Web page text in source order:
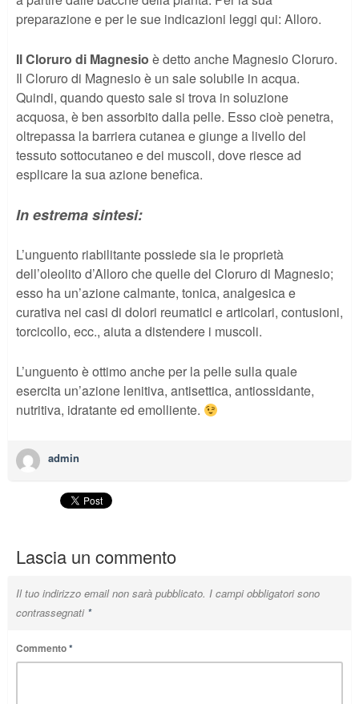
preparazione e per le sue indicazioni leggi qui: Alloro.
Il Cloruro di Magnesio è detto anche Magnesio Cloruro.
Il Cloruro di Magnesio è un sale solubile in acqua.
Quindi, quando questo sale si trova in soluzione
acquosa, è ben assorbito dalla pelle. Esso cioè penetra,
oltrepassa la barriera cutanea e giunge a livello del
tessuto sottocutaneo e dei muscoli, dove riesce ad
esplicare la sua azione benefica.
In estrema sintesi:
L’unguento riabilitante possiede sia le proprietà
dell’oleolito d’Alloro che quelle del Cloruro di Magnesio;
esso ha un’azione calmante, tonica, analgesica e
curativa nei casi di dolori reumatici e articolari, contusioni,
torcicollo, ecc., aiuta a distendere i muscoli.
L’unguento è ottimo anche per la pelle sulla quale
esercita un’azione lenitiva, antisettica, antiossidante,
nutritiva, idratante ed emolliente.
admin
Lascia un commento
Il tuo indirizzo email non sarà pubblicato. I campi obbligatori sono
contrassegnati *
Commento*